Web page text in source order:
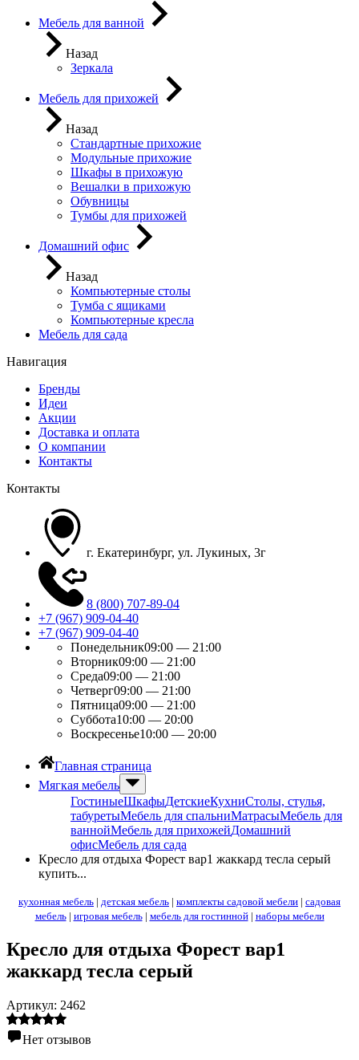
Мебель для ванной
Назад
Зеркала
Мебель для прихожей
Назад
Стандартные прихожие
Модульные прихожие
Шкафы в прихожую
Вешалки в прихожую
Обувницы
Тумбы для прихожей
Домашний офис
Назад
Компьютерные столы
Тумба с ящиками
Компьютерные кресла
Мебель для сада
Навигация
Бренды
Идеи
Акции
Доставка и оплата
О компании
Контакты
Контакты
г. Екатеринбург, ул. Лукиных, 3г
8 (800) 707-89-04
+7 (967) 909-04-40
+7 (967) 909-04-40
Понедельник09:00 — 21:00
Вторник09:00 — 21:00
Среда09:00 — 21:00
Четверг09:00 — 21:00
Пятница09:00 — 21:00
Суббота10:00 — 20:00
Воскресенье10:00 — 20:00
Главная страница
Мягкая мебель
ГостиныеШкафыДетскиеКухниСтолы, стулья,
табуретыМебель для спальниМатрасыМебель для
ваннойМебель для прихожейДомашний
офисМебель для сада
Кресло для отдыха Форест вар1 жаккард тесла серый
купить...
кухонная мебель | детская мебель | комплекты садовой мебели | садовая
мебель| игровая мебель| мебель для гостинной| наборы мебели
Кресло для отдыха Форест вар1
жаккард тесла серый
Артикул: 2462
Нет отзывов